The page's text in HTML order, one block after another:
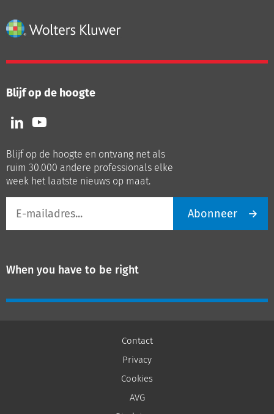
Blijf op de hoogte
Volg
ons
LinkedIn
Volg
ons
Youtube
Blijf op de hoogte en ontvang net als
ruim 30.000 andere professionals elke
week het laatste nieuws op maat.
mailadres
Abonneer
When you have to be right
Contact
Privacy
Cookies
AVG